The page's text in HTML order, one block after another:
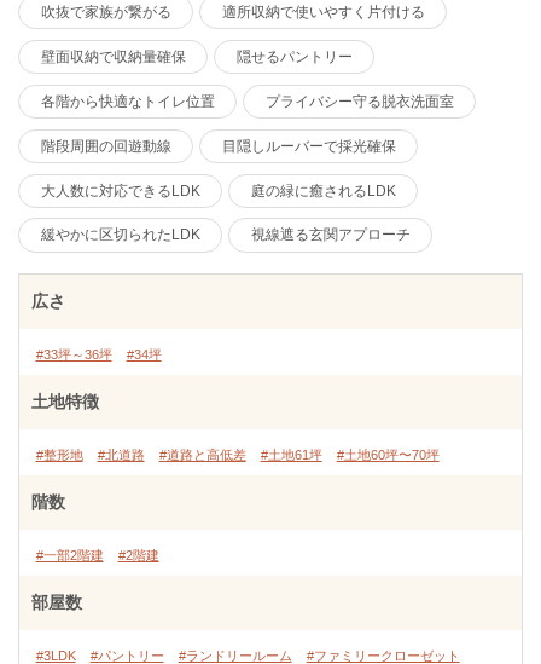
吹抜で家族が繋がる 適所収納で使いやすく片付ける
壁面収納で収納量確保 隠せるパントリー
各階から快適なトイレ位置 プライバシー守る脱衣洗面室
階段周囲の回遊動線 目隠しルーバーで採光確保
大人数に対応できるLDK 庭の緑に癒されるLDK
緩やかに区切られたLDK 視線遮る玄関アプローチ
広さ
#33坪～36坪 #34坪
土地特徴
#整形地 #北道路 #道路と高低差 #土地61坪 #土地60坪〜70坪
階数
#一部2階建 #2階建
部屋数
#3LDK #パントリー #ランドリールーム
#ファミリークローゼット